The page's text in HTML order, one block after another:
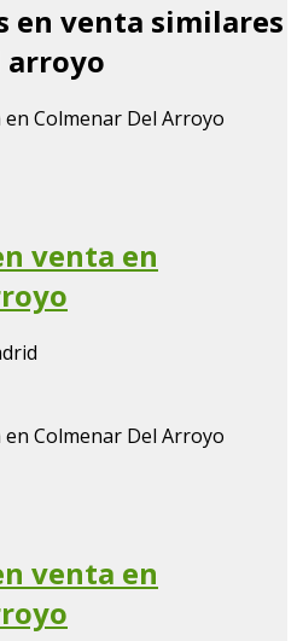
en venta similares
arroyo
venta en
venta en